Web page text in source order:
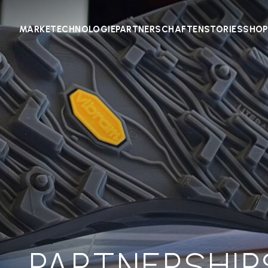
MARKETECHNOLOGIEPARTNERSCHAFTENSTORIESSHOP